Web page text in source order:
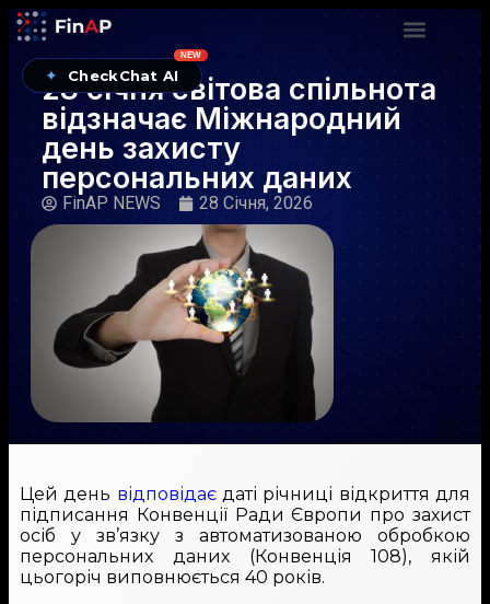
✦ CheckChat AI
NEW
28 січня світова спільнота
відзначає Міжнародний
день захисту
персональних даних
FinAP NEWS 28 Січня, 2026
Цей день відповідаєдаті річниці відкриття для
підписання Конвенції Ради Європи про захист
осіб у зв’язку з автоматизованою обробкою
персональних даних (Конвенція 108), якій
цьогоріч виповнюється 40 років.